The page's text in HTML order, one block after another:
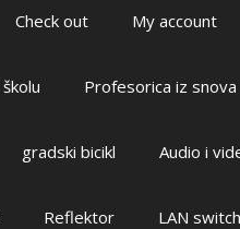
Check out My account
Profesorica iz snova
gradski bicikl Audio i
Reflektor LAN switch